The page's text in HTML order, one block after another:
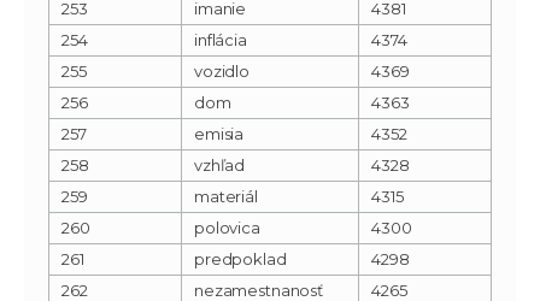
253
imanie
4381
254
inflácia
4374
255
vozidlo
4369
256
dom
4363
257
emisia
4352
258
vzhľad
4328
259
materiál
4315
260
polovica
4300
261
predpoklad
4298
262
nezamestnanosť
4265